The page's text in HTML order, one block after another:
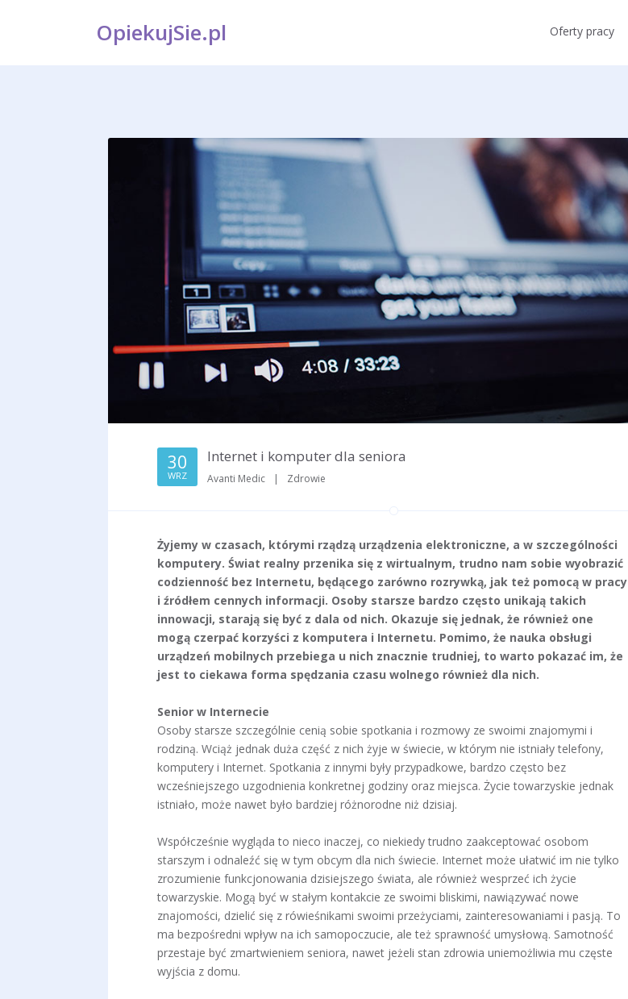
OpiekujSie.pl Oferty pracy
30
WRZ
Internet i komputer dla seniora
Avanti Medic | Zdrowie
Żyjemy w czasach, którymi rządzą urządzenia elektroniczne, a w szczególności
komputery. Świat realny przenika się z wirtualnym, trudno nam sobie wyobrazić
codzienność bez Internetu, będącego zarówno rozrywką, jak też pomocą w pracy
i źródłem cennych informacji. Osoby starsze bardzo często unikają takich
innowacji, starają się być z dala od nich. Okazuje się jednak, że również one
mogą czerpać korzyści z komputera i Internetu. Pomimo, że nauka obsługi
urządzeń mobilnych przebiega u nich znacznie trudniej, to warto pokazać im, że
jest to ciekawa forma spędzania czasu wolnego również dla nich.
Senior w Internecie
Osoby starsze szczególnie cenią sobie spotkania i rozmowy ze swoimi znajomymi i
rodziną. Wciąż jednak duża część z nich żyje w świecie, w którym nie istniały telefony,
komputery i Internet. Spotkania z innymi były przypadkowe, bardzo często bez
wcześniejszego uzgodnienia konkretnej godziny oraz miejsca. Życie towarzyskie jednak
istniało, może nawet było bardziej różnorodne niż dzisiaj.
Współcześnie wygląda to nieco inaczej, co niekiedy trudno zaakceptować osobom
starszym i odnaleźć się w tym obcym dla nich świecie. Internet może ułatwić im nie tylko
zrozumienie funkcjonowania dzisiejszego świata, ale również wesprzeć ich życie
towarzyskie. Mogą być w stałym kontakcie ze swoimi bliskimi, nawiązywać nowe
znajomości, dzielić się z rówieśnikami swoimi przeżyciami, zainteresowaniami i pasją. To
ma bezpośredni wpływ na ich samopoczucie, ale też sprawność umysłową. Samotność
przestaje być zmartwieniem seniora, nawet jeżeli stan zdrowia uniemożliwia mu częste
wyjścia z domu.